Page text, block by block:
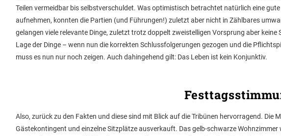
Teilen vermeidbar bis selbstverschuldet. Was optimistisch betrachtet natürlich eine gute
aufnehmen, konnten die Partien (und Führungen!) zuletzt aber nicht in Zählbares
gelangen viele relevante Dinge, zuletzt trotz doppelt zweistelligen Vorsprung aber
Lage der Dinge – wenn nun die korrekten Schlussfolgerungen gezogen und die
muss es nun nur noch zeigen. Auch dahingehend gilt: Das Leben ist kein Konjunktiv.
Also, zurück zu den Fakten und diese sind mit Blick auf die Tribünen hervorragend. Die
Gästekontingent und einzelne Sitzplätze ausverkauft. Das gelb-schwarze